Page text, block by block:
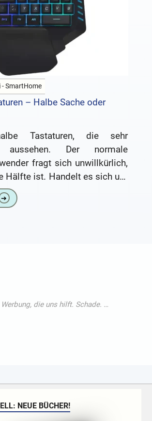
- SmartHome
– Halbe Sache oder
Tastaturen, die sehr
aussehen. Der normale
fragt sich unwillkürlich,
Hälfte ist. Handelt es sich um
und es fehlt nur
➔
NEUE BÜCHER!